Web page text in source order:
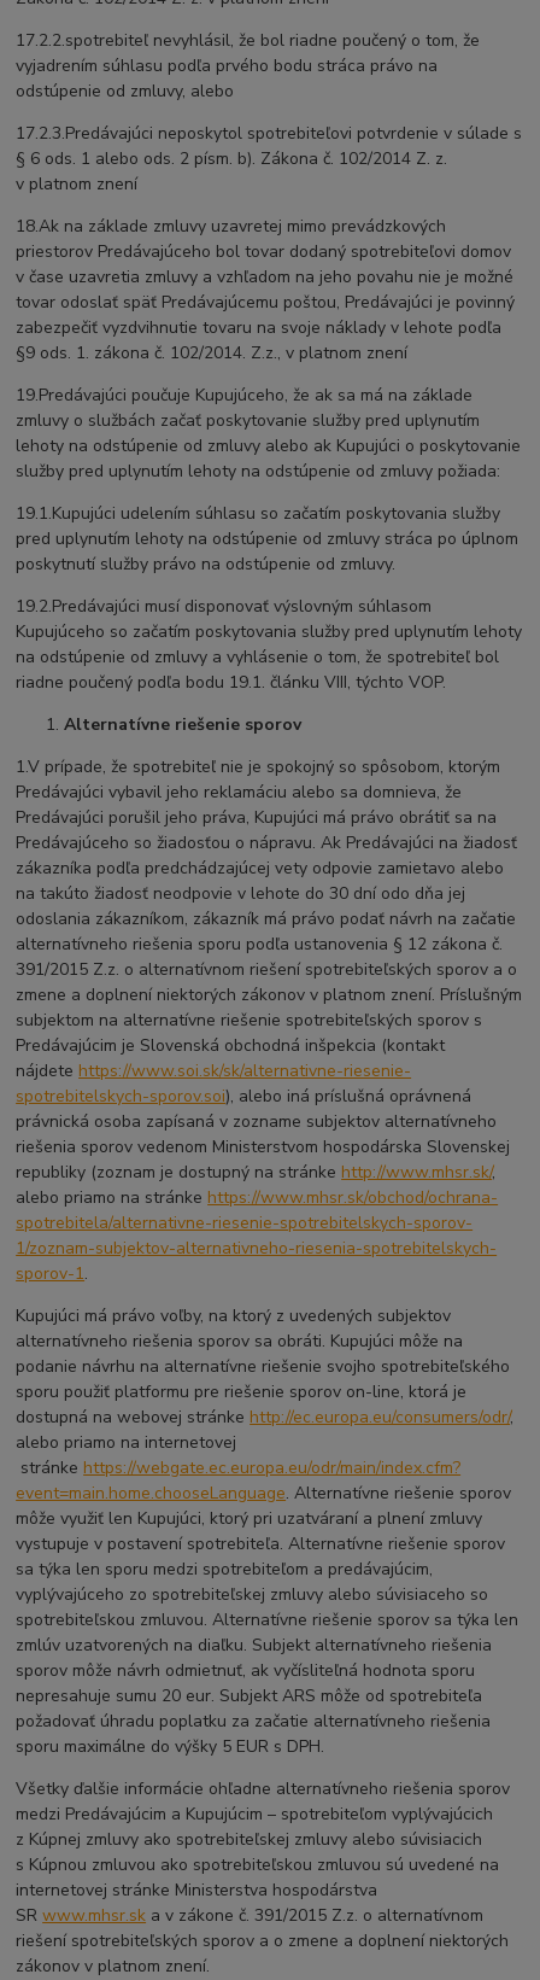
17.2.2.spotrebiteľ nevyhlásil, že bol riadne poučený o tom, že
vyjadrením súhlasu podľa prvého bodu stráca právo na
odstúpenie od zmluvy, alebo
17.2.3.Predávajúci neposkytol spotrebiteľovi potvrdenie v súlade s
§ 6 ods. 1 alebo ods. 2 písm. b). Zákona č. 102/2014 Z. z.
v platnom znení
18.Ak na základe zmluvy uzavretej mimo prevádzkových
priestorov Predávajúceho bol tovar dodaný spotrebiteľovi domov
v čase uzavretia zmluvy a vzhľadom na jeho povahu nie je možné
tovar odoslať späť Predávajúcemu poštou, Predávajúci je povinný
zabezpečiť vyzdvihnutie tovaru na svoje náklady v lehote podľa
§9 ods. 1. zákona č. 102/2014. Z.z., v platnom znení
19.Predávajúci poučuje Kupujúceho, že ak sa má na základe
zmluvy o službách začať poskytovanie služby pred uplynutím
lehoty na odstúpenie od zmluvy alebo ak Kupujúci o poskytovanie
služby pred uplynutím lehoty na odstúpenie od zmluvy požiada:
19.1.Kupujúci udelením súhlasu so začatím poskytovania služby
pred uplynutím lehoty na odstúpenie od zmluvy stráca po úplnom
poskytnutí služby právo na odstúpenie od zmluvy.
19.2.Predávajúci musí disponovať výslovným súhlasom
Kupujúceho so začatím poskytovania služby pred uplynutím lehoty
na odstúpenie od zmluvy a vyhlásenie o tom, že spotrebiteľ bol
riadne poučený podľa bodu 19.1. článku VIII, týchto VOP.
Alternatívne riešenie sporov
1.V prípade, že spotrebiteľ nie je spokojný so spôsobom, ktorým
Predávajúci vybavil jeho reklamáciu alebo sa domnieva, že
Predávajúci porušil jeho práva, Kupujúci má právo obrátiť sa na
Predávajúceho so žiadosťou o nápravu. Ak Predávajúci na žiadosť
zákazníka podľa predchádzajúcej vety odpovie zamietavo alebo
na takúto žiadosť neodpovie v lehote do 30 dní odo dňa jej
odoslania zákazníkom, zákazník má právo podať návrh na začatie
alternatívneho riešenia sporu podľa ustanovenia § 12 zákona č.
391/2015 Z.z. o alternatívnom riešení spotrebiteľských sporov a o
zmene a doplnení niektorých zákonov v platnom znení. Príslušným
subjektom na alternatívne riešenie spotrebiteľských sporov s
Predávajúcim je Slovenská obchodná inšpekcia (kontakt
nájdete https://www.soi.sk/sk/alternativne-riesenie-
spotrebitelskych-sporov.soi), alebo iná príslušná oprávnená
právnická osoba zapísaná v zozname subjektov alternatívneho
riešenia sporov vedenom Ministerstvom hospodárska Slovenskej
republiky (zoznam je dostupný na stránke http://www.mhsr.sk/,
alebo priamo na stránke https://www.mhsr.sk/obchod/ochrana-
spotrebitela/alternativne-riesenie-spotrebitelskych-sporov-
1/zoznam-subjektov-alternativneho-riesenia-spotrebitelskych-
sporov-1.
Kupujúci má právo voľby, na ktorý z uvedených subjektov
alternatívneho riešenia sporov sa obráti. Kupujúci môže na
podanie návrhu na alternatívne riešenie svojho spotrebiteľského
sporu použiť platformu pre riešenie sporov on-line, ktorá je
dostupná na webovej stránke http://ec.europa.eu/consumers/odr/,
alebo priamo na internetovej
stránke https://webgate.ec.europa.eu/odr/main/index.cfm?
event=main.home.chooseLanguage. Alternatívne riešenie sporov
môže využiť len Kupujúci, ktorý pri uzatváraní a plnení zmluvy
vystupuje v postavení spotrebiteľa. Alternatívne riešenie sporov
sa týka len sporu medzi spotrebiteľom a predávajúcim,
vyplývajúceho zo spotrebiteľskej zmluvy alebo súvisiaceho so
spotrebiteľskou zmluvou. Alternatívne riešenie sporov sa týka len
zmlúv uzatvorených na diaľku. Subjekt alternatívneho riešenia
sporov môže návrh odmietnuť, ak vyčísliteľná hodnota sporu
nepresahuje sumu 20 eur. Subjekt ARS môže od spotrebiteľa
požadovať úhradu poplatku za začatie alternatívneho riešenia
sporu maximálne do výšky 5 EUR s DPH.
Všetky ďalšie informácie ohľadne alternatívneho riešenia sporov
medzi Predávajúcim a Kupujúcim – spotrebiteľom vyplývajúcich
z Kúpnej zmluvy ako spotrebiteľskej zmluvy alebo súvisiacich
s Kúpnou zmluvou ako spotrebiteľskou zmluvou sú uvedené na
internetovej stránke Ministerstva hospodárstva
SRwww.mhsr.sk a v zákone č. 391/2015 Z.z. o alternatívnom
riešení spotrebiteľských sporov a o zmene a doplnení niektorých
zákonov v platnom znení.